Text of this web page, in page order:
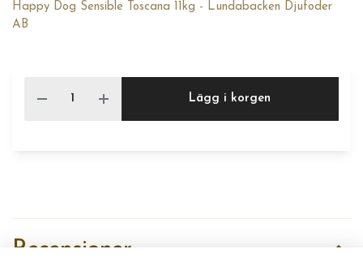
Happy Dog Sensible Toscana 11kg - Lundabacken Djufoder
AB
Lägg i korgen
Recensioner